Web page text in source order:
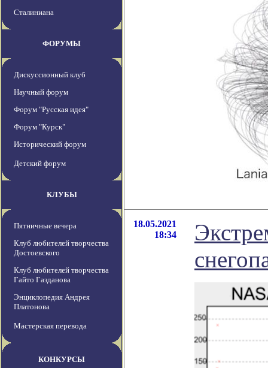
Сталиниана
ФОРУМЫ
Дискуссионный клуб
Научный форум
Форум "Русская идея"
Форум "Курск"
Исторический форум
Детский форум
КЛУБЫ
Пятничные вечера
Клуб любителей творчества
Достоевского
Клуб любителей творчества
Гайто Газданова
Энциклопедия Андрея
Платонова
Мастерская перевода
КОНКУРСЫ
18.05.2021
18:34